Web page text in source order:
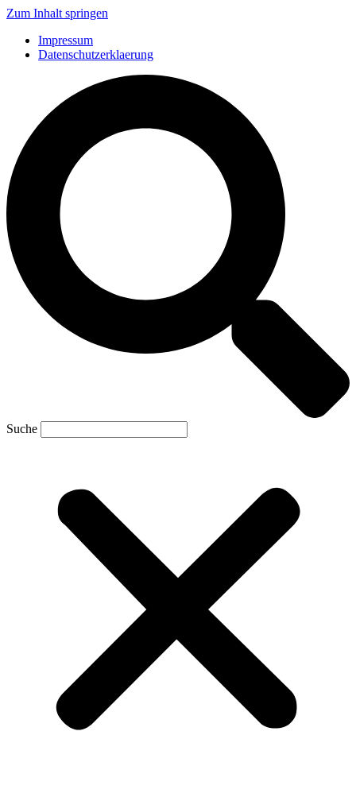
Zum Inhalt springen
Impressum
Datenschutzerklaerung
Suche